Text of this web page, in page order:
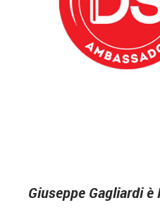
Giuseppe Gagliardi